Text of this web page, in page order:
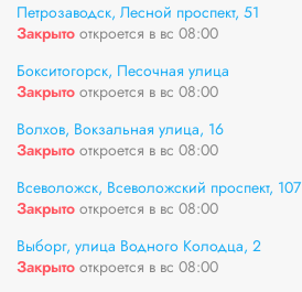
Петрозаводск, Лесной проспект, 51
Закрыто откроется в вс 08:00
Бокситогорск, Песочная улица
Закрыто откроется в вс 08:00
Волхов, Вокзальная улица, 16
Закрыто откроется в вс 08:00
Всеволожск, Всеволожский проспект, 107
Закрыто откроется в вс 08:00
Выборг, улица Водного Колодца, 2
Закрыто откроется в вс 08:00